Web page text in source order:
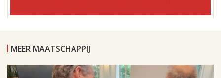
MEER MAATSCHAPPIJ